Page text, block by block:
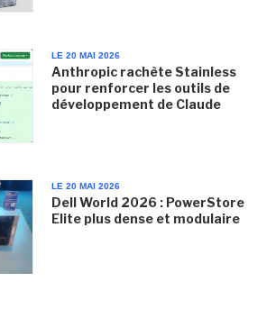
LE 20 MAI 2026
Anthropic rachète Stainless
pour renforcer les outils de
développement de Claude
LE 20 MAI 2026
Dell World 2026 : PowerStore
Elite plus dense et modulaire